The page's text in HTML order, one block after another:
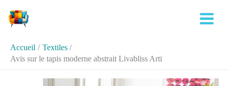
Accueil
Textiles
Avis sur le tapis moderne abstrait Livabliss Arti